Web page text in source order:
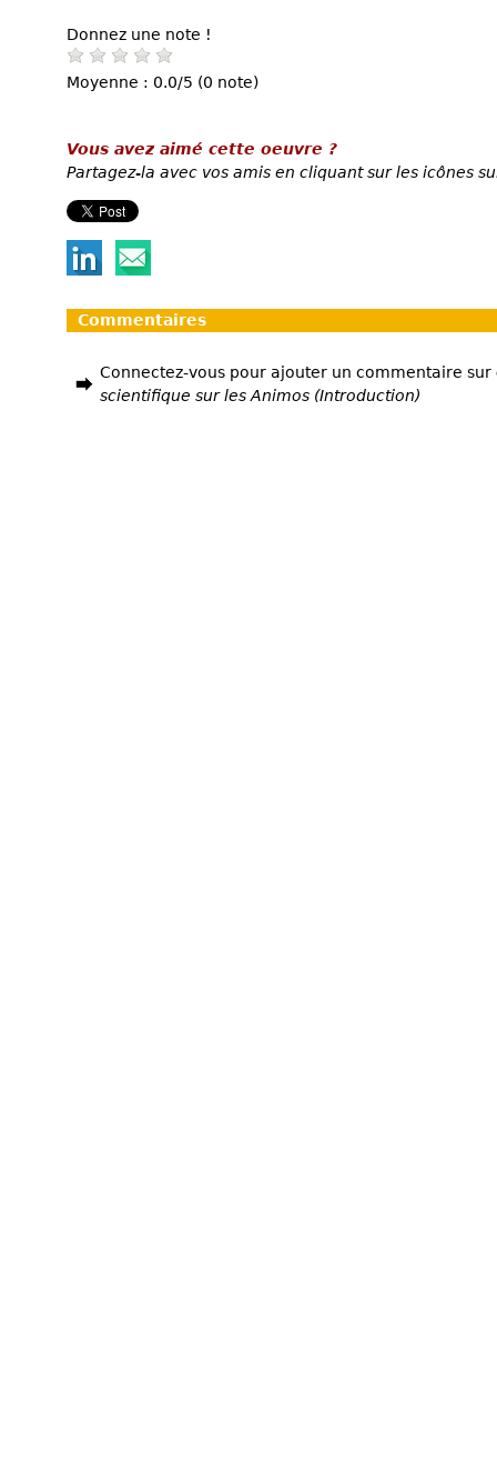
Donnez une note !
Moyenne : 0.0/5 (0 note)
Vous avez aimé cette oeuvre ?
Partagez-la avec vos amis en cliquant sur les icônes
Commentaires
Connectez-vous pour ajouter un commentaire sur
scientifique sur les Animos (Introduction)